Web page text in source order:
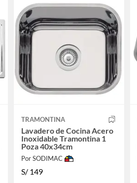
TRAMONTINA
Lavadero de Cocina Acero
Inoxidable Tramontina 1
Poza 40x34cm
Por SODIMAC
S/ 149